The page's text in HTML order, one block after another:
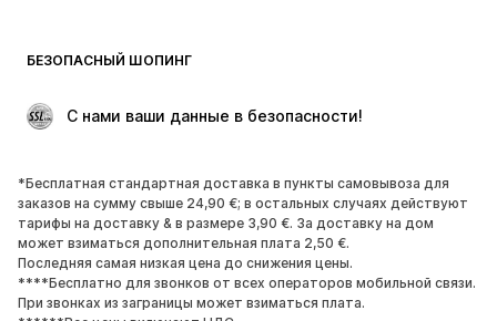
Поводы
ЭКСКЛЮЗИВ
ОБУВЬ
НОВИНКИ
Модные тенденции
Кроссовки и кеды
Ботинки
БЕЗОПАСНЫЙ ШОПИНГ
С нами ваши данные в безопасности!
*Бесплатная стандартная доставка в пункты самовывоза для
заказов на сумму свыше 24,90 €; в остальных случаях действуют
тарифы на доставку & в размере 3,90 €. За доставку на дом
может взиматься дополнительная плата 2,50 €.
Последняя самая низкая цена до снижения цены.
****Бесплатно для звонков от всех операторов мобильной связи.
При звонках из заграницы может взиматься плата.